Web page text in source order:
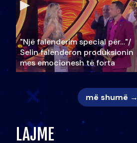
"Një falenderim special për…"/
Selin falënderon produksionin
mes emocionesh të forta
më shumë →
LAJME